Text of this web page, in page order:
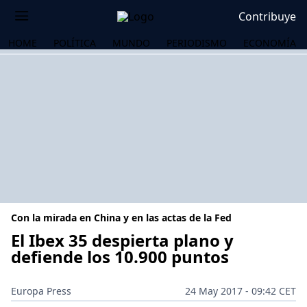
Contribuye
HOME POLÍTICA MUNDO PERIODISMO ECONOMÍA
Con la mirada en China y en las actas de la Fed
El Ibex 35 despierta plano y
defiende los 10.900 puntos
Europa Press
24 May 2017 - 09:42 CET